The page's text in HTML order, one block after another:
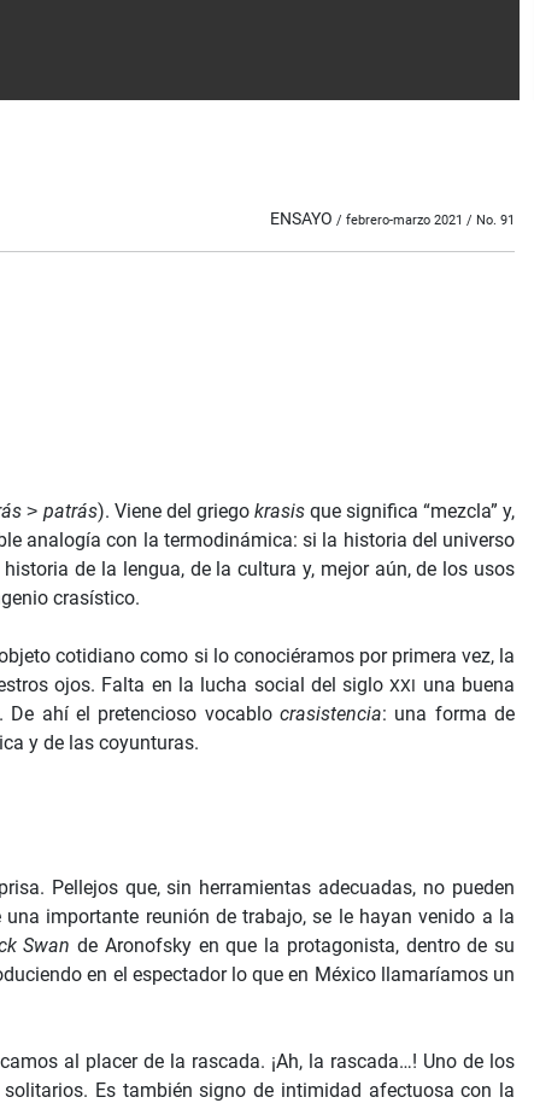
ENSAYO / febrero-marzo 2021 / No. 91
˃ patrás). Viene del griego krasisque significa “mezcla” y,
analogía con la termodinámica: si la historia del universo
de la lengua, de la cultura y, mejor aún, de los usos
crasístico.
cotidiano como si lo conociéramos por primera vez, la
ojos. Falta en la lucha social del sigloXXI una buena
ahí el pretencioso vocablo crasistencia: una forma de
y de las coyunturas.
Pellejos que, sin herramientas adecuadas, no pueden
importante reunión de trabajo, se le hayan venido a la
Swande Aronofsky en que la protagonista, dentro de su
en el espectador lo que en México llamaríamos un
al placer de la rascada. ¡Ah, la rascada…! Uno de los
Es también signo de intimidad afectuosa con la